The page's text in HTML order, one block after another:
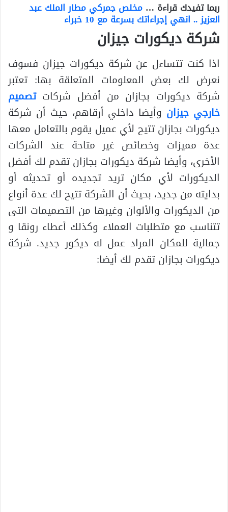
ربما تفيدك قراءة … مخلص جمركي مطار الملك عبد
العزيز .. انهي إجراءاتك بسرعة مع 10 خبراء
شركة ديكورات جيزان
اذا كنت تتساءل عن شركة ديكورات جيزان فسوف
نعرض لك بعض المعلومات المتعلقة بها: تعتبر
شركة ديكورات بجازان من أفضل شركاتتصميم
خارجي جيزان وأيضا داخلي أرقاهم، حيث أن شركة
ديكورات بجازان تتيح لأي عميل يقوم بالتعامل معها
عدة مميزات وخصائص غير متاحة عند الشركات
الأخرى، وأيضا شركة ديكورات بجازان تقدم لك أفضل
الديكورات لأي مكان تريد تجديده أو تحديثه أو
بدايته من جديد، بحيث أن الشركة تتيح لك عدة أنواع
من الديكورات والألوان وغيرها من التصميمات التى
تتناسب مع متطلبات العملاء وكذلك أعطاء رونقا و
جمالية للمكان المراد عمل له ديكور جديد. شركة
ديكورات بجازان تقدم لك أيضا: